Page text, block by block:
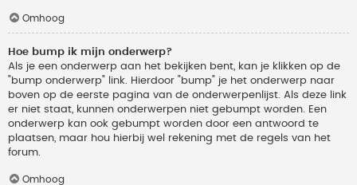
Omhoog
Hoe bump ik mijn onderwerp?
Als je een onderwerp aan het bekijken bent, kan je klikken op de
"bump onderwerp" link. Hierdoor "bump" je het onderwerp naar
boven op de eerste pagina van de onderwerpenlijst. Als deze link
er niet staat, kunnen onderwerpen niet gebumpt worden. Een
onderwerp kan ook gebumpt worden door een antwoord te
plaatsen, maar hou hierbij wel rekening met de regels van het
forum.
Omhoog